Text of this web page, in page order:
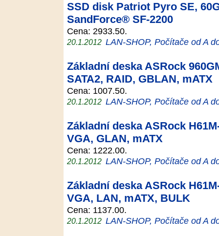
SSD disk Patriot Pyro SE,
SandForce® SF-2200
Cena: 2933.50.
20.1.2012 LAN-SHOP, Počítače od A
Základní deska ASRock
SATA2, RAID, GBLAN, mATX
Cena: 1007.50.
20.1.2012 LAN-SHOP, Počítače od A
Základní deska ASRock
VGA, GLAN, mATX
Cena: 1222.00.
20.1.2012 LAN-SHOP, Počítače od A
Základní deska ASRock
VGA, LAN, mATX, BULK
Cena: 1137.00.
20.1.2012 LAN-SHOP, Počítače od A